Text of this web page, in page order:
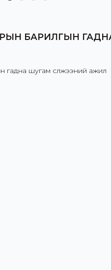
БАРИЛГЫН
гадна шугам сүлжээний ажил